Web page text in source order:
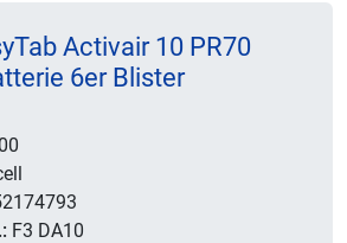
Activair 10 PR70
6er Blister
F3 DA10